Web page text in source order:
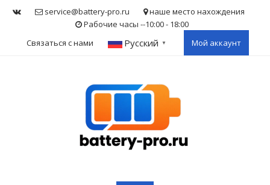
service@battery-pro.ru
наше место нахождения
Рабочие часы --10:00 - 18:00
Связаться с нами
Русский ▼ Мой аккаунт